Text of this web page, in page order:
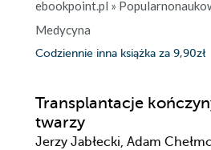
ebookpoint.pl »
Medycyna
Codziennie inna książka za 9,90zł
Transplantacje
twarzy
Jerzy Jabłecki, Adam